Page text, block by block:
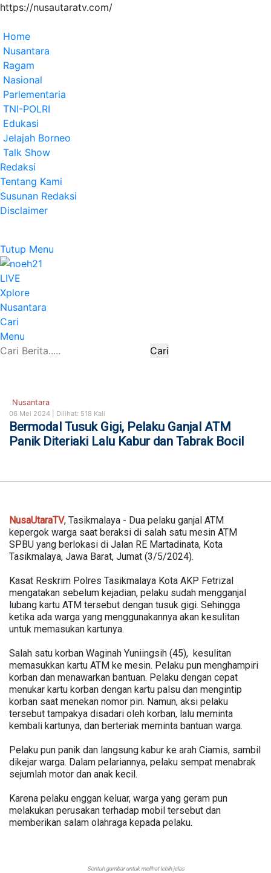
https://nusautaratv.com/
Home
Nusantara
Ragam
Nasional
Parlementaria
TNI-POLRI
Edukasi
Jelajah Borneo
Talk Show
Redaksi
Tentang Kami
Susunan Redaksi
Disclaimer
Tutup Menu
LIVE
Xplore
Nusantara
Cari
Menu
Cari
Nusantara
06 Mei 2024 | Dilihat: 518 Kali
Bermodal Tusuk Gigi, Pelaku Ganjal ATM
Panik Diteriaki Lalu Kabur dan Tabrak Bocil
NusaUtaraTV, Tasikmalaya - Dua pelaku ganjal ATM
kepergok warga saat beraksi di salah satu mesin ATM
SPBU yang berlokasi di Jalan RE Martadinata, Kota
Tasikmalaya, Jawa Barat, Jumat (3/5/2024).
Kasat Reskrim Polres Tasikmalaya Kota AKP Fetrizal
mengatakan sebelum kejadian, pelaku sudah mengganjal
lubang kartu ATM tersebut dengan tusuk gigi. Sehingga
ketika ada warga yang menggunakannya akan kesulitan
untuk memasukan kartunya.
Salah satu korban Waginah Yuniingsih (45), kesulitan
memasukkan kartu ATM ke mesin. Pelaku pun menghampiri
korban dan menawarkan bantuan. Pelaku dengan cepat
menukar kartu korban dengan kartu palsu dan mengintip
korban saat menekan nomor pin. Namun, aksi pelaku
tersebut tampakya disadari oleh korban, lalu meminta
kembali kartunya, dan berteriak meminta bantuan warga.
Pelaku pun panik dan langsung kabur ke arah Ciamis, sambil
dikejar warga. Dalam pelariannya, pelaku sempat menabrak
sejumlah motor dan anak kecil.
Karena pelaku enggan keluar, warga yang geram pun
melakukan perusakan terhadap mobil tersebut dan
memberikan salam olahraga kepada pelaku.
Sentuh gambar untuk melihat lebih jelas